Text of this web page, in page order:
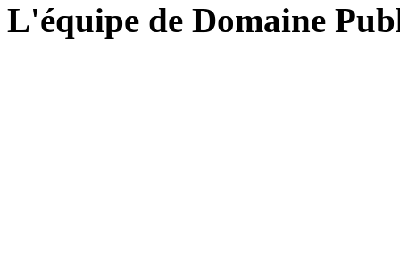
L'équipe de Domaine